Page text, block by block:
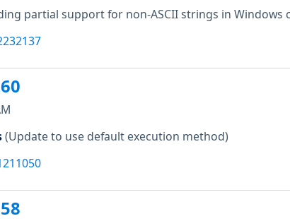
partial support for non-ASCII strings in Windows
(Update to use default execution method)